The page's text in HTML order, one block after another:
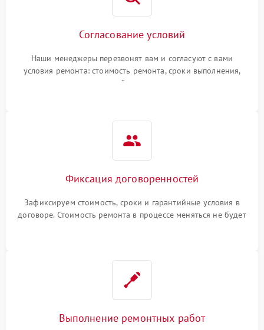
Согласование условий
Наши менеджеры перезвонят вам и согласуют с вами
условия ремонта: стоимость ремонта, сроки выполнения,
гарантийные условия
Фиксация договоренностей
Зафиксируем стоимость, сроки и гарантийные условия в
договоре. Стоимость ремонта в процессе меняться не будет
Выполнение ремонтных работ